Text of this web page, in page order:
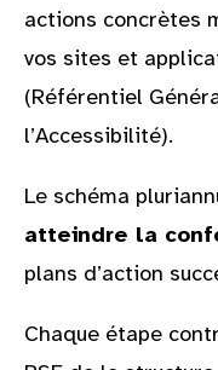
actions concrètes
vos sites et
(Référentiel
l’Accessibilité).
Le schéma
atteindre la
plans d’action
Chaque étape